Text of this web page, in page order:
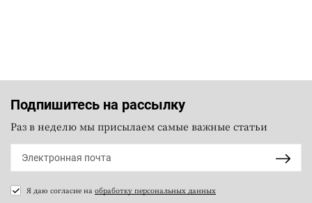
Подпишитесь на рассылку
Раз в неделю мы присылаем самые важные статьи
Я даю согласие на обработку персональных данных